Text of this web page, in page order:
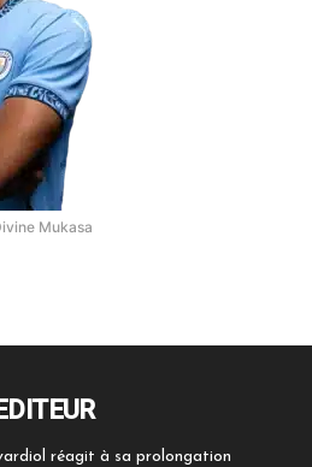
Mukasa
réagit à sa prolongation